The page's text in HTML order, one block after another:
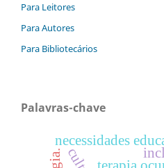
Para Leitores
Para Autores
Para Bibliotecários
Palavras-chave
necessidades